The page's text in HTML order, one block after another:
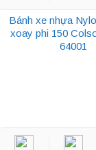
Bánh xe nhựa
xoay phi 150
64001